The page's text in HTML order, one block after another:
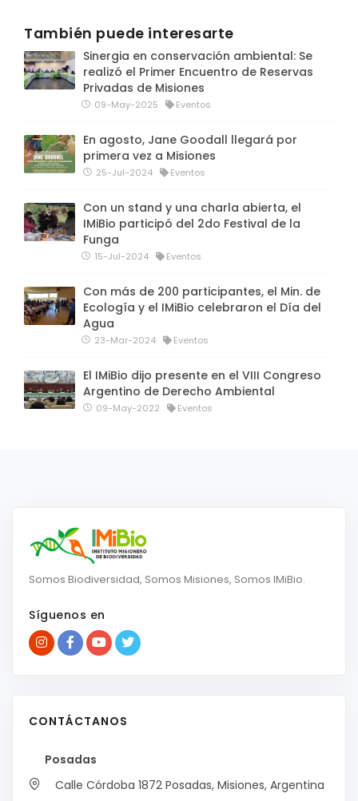
También puede interesarte
Sinergia en conservación ambiental: Se
realizó el Primer Encuentro de Reservas
Privadas de Misiones
09-May-2025 Eventos
En agosto, Jane Goodall llegará por
primera vez a Misiones
25-Jul-2024 Eventos
Con un stand y una charla abierta, el
IMiBio participó del 2do Festival de la
Funga
15-Jul-2024 Eventos
Con más de 200 participantes, el Min. de
Ecología y el IMiBio celebraron el Día del
Agua
23-Mar-2024 Eventos
El IMiBio dijo presente en el VIII Congreso
Argentino de Derecho Ambiental
09-May-2022 Eventos
Somos Biodiversidad, Somos Misiones, Somos IMiBio.
Síguenos en
CONTÁCTANOS
Posadas
Calle Córdoba 1872 Posadas, Misiones, Argentina